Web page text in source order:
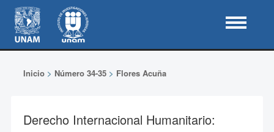
Inicio> Número 34-35> Flores Acuña
Derecho Internacional Humanitario: